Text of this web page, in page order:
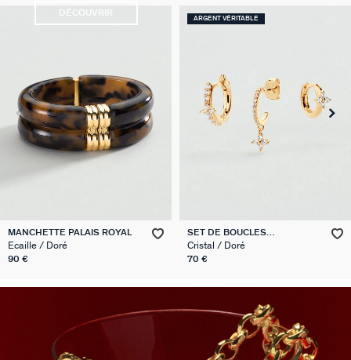
DÉCOUVRIR
SET DE BOUCLES
D'OREILLES BELOVED MIX &
MATCH
Cristal / Doré
70 €
COMPATIBLE AVEC BRELOQUES
BRACELET SOUPLE MAILLE
MARTELÉE
Doré
70 €